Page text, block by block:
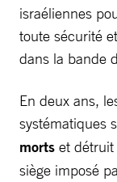
israéliennes
toute sécurité
dans la bande
En deux ans,
systématiques
morts et détruit
siège imposé